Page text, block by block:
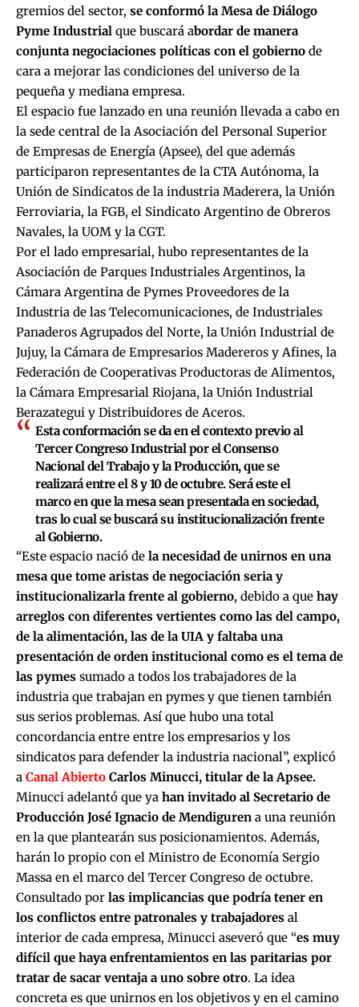
gremios del sector, se conformó la Mesa de Diálogo
Pyme Industrial que buscará abordar de manera
conjunta negociaciones políticas con el gobierno de
cara a mejorar las condiciones del universo de la
pequeña y mediana empresa.
El espacio fue lanzado en una reunión llevada a cabo en
la sede central de la Asociación del Personal Superior
de Empresas de Energía (Apsee), del que además
participaron representantes de la CTA Autónoma, la
Unión de Sindicatos de la industria Maderera, la Unión
Ferroviaria, la FGB, el Sindicato Argentino de Obreros
Navales, la UOM y la CGT.
Por el lado empresarial, hubo representantes de la
Asociación de Parques Industriales Argentinos, la
Cámara Argentina de Pymes Proveedores de la
Industria de las Telecomunicaciones, de Industriales
Panaderos Agrupados del Norte, la Unión Industrial de
Jujuy, la Cámara de Empresarios Madereros y Afines, la
Federación de Cooperativas Productoras de Alimentos,
la Cámara Empresarial Riojana, la Unión Industrial
Berazategui y Distribuidores de Aceros.
Esta conformación se da en el contexto previo al
Tercer Congreso Industrial por el Consenso
Nacional del Trabajo y la Producción, que se
realizará entre el 8 y 10 de octubre. Será este el
marco en que la mesa sean presentada en sociedad,
tras lo cual se buscará su institucionalización frente
al Gobierno.
“Este espacio nació de la necesidad de unirnos en una
mesa que tome aristas de negociación seria y
institucionalizarla frente al gobierno, debido a que hay
arreglos con diferentes vertientes como las del campo,
de la alimentación, las de la UIA y faltaba una
presentación de orden institucional como es el tema de
las pymes sumado a todos los trabajadores de la
industria que trabajan en pymes y que tienen también
sus serios problemas. Así que hubo una total
concordancia entre entre los empresarios y los
sindicatos para defender la industria nacional”, explicó
a Canal Abierto Carlos Minucci, titular de la Apsee.
Minucci adelantó que ya han invitado al Secretario de
Producción José Ignacio de Mendiguren a una reunión
en la que plantearán sus posicionamientos. Además,
harán lo propio con el Ministro de Economía Sergio
Massa en el marco del Tercer Congreso de octubre.
Consultado por las implicancias que podría tener en
los conflictos entre patronales y trabajadores al
interior de cada empresa, Minucci aseveró que “es muy
difícil que haya enfrentamientos en las paritarias por
tratar de sacar ventaja a uno sobre otro. La idea
concreta es que unirnos en los objetivos y en el camino